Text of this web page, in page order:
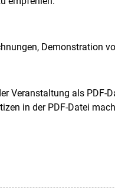
Demonstration
Veranstaltung als PDF-
in der PDF-Datei